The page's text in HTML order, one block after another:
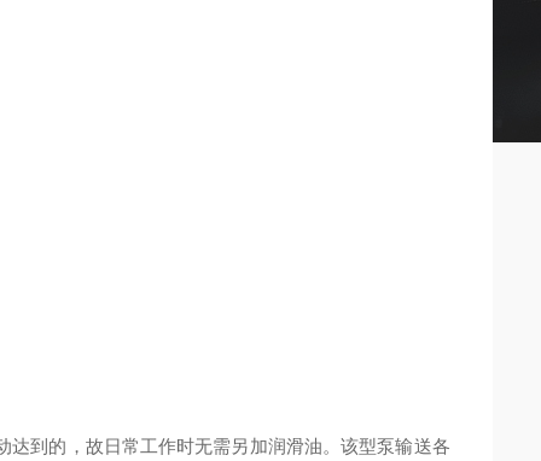
达到的，故日常工作时无需另加润滑油。该型泵输送各